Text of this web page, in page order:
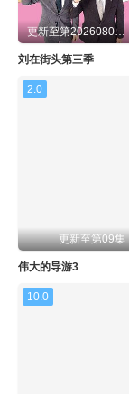
更新至第20260805期
刘在街头第三季
2.0
更新至第09集
伟大的导游3
10.0